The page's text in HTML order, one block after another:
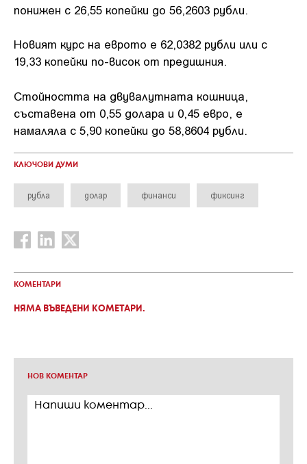
понижен с 26,55 копейки до 56,2603 рубли.
Новият курс на еврото е 62,0382 рубли или с
19,33 копейки по-висок от предишния.
Стойността на двувалутната кошница,
съставена от 0,55 долара и 0,45 евро, е
намаляла с 5,90 копейки до 58,8604 рубли.
КЛЮЧОВИ ДУМИ
рубла долар финанси фиксинг
КОМЕНТАРИ
НЯМА ВЪВЕДЕНИ КОМЕТАРИ.
НОВ КОМЕНТАР